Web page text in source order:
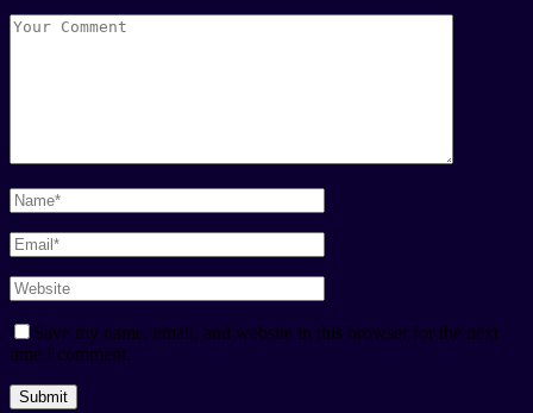
Save my name, email, and website in this browser for the next
time I comment.